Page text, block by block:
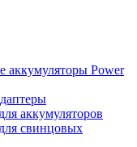
аккумуляторы Power
аккумуляторов
свинцовых